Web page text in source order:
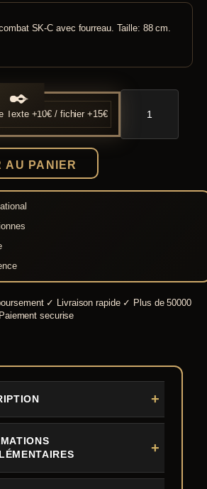
SK-C avec fourreau. Taille: 88 cm.
Texte +10€ / fichier +15€
quantité
AU PANIER
✓ Livraison rapide ✓ Plus de 50000
Paiement securise